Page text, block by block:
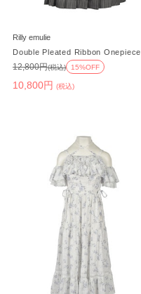
Rilly emulie
Double Pleated Ribbon Onepiece
10,800円 (税込)
12,800円(税込) 15%OFF